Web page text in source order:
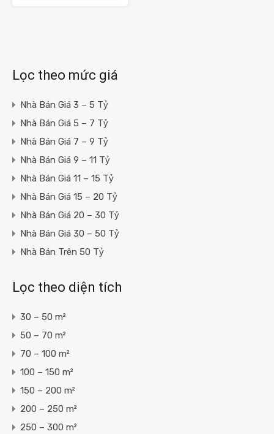
Lọc theo mức giá
Nhà Bán Giá 3 – 5 Tỷ
Nhà Bán Giá 5 – 7 Tỷ
Nhà Bán Giá 7 – 9 Tỷ
Nhà Bán Giá 9 – 11 Tỷ
Nhà Bán Giá 11 – 15 Tỷ
Nhà Bán Giá 15 – 20 Tỷ
Nhà Bán Giá 20 – 30 Tỷ
Nhà Bán Giá 30 – 50 Tỷ
Nhà Bán Trên 50 Tỷ
Lọc theo diện tích
30 – 50 m²
50 – 70 m²
70 – 100 m²
100 – 150 m²
150 – 200 m²
200 – 250 m²
250 – 300 m²